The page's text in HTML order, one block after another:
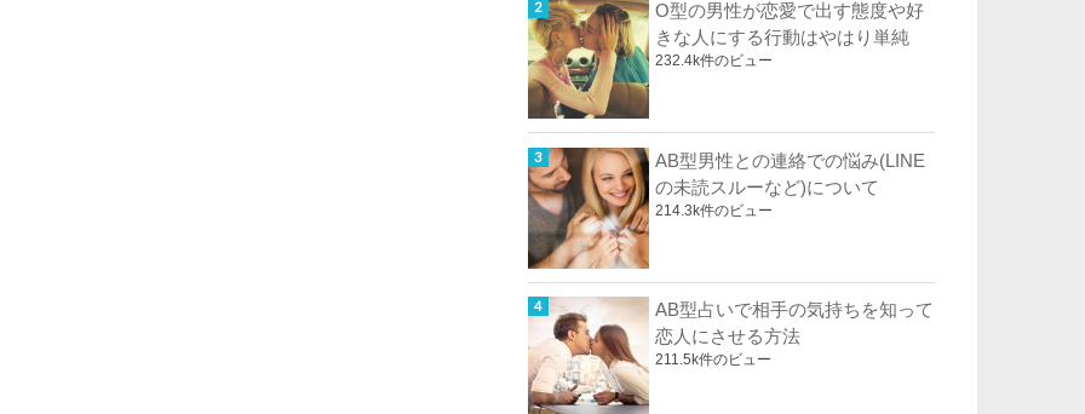
O型の男性が恋愛で出す態度や好
きな人にする行動はやはり単純
232.4k件のビュー
AB型男性との連絡での悩み(LINE
の未読スルーなど)について
214.3k件のビュー
AB型占いで相手の気持ちを知って
恋人にさせる方法
211.5k件のビュー